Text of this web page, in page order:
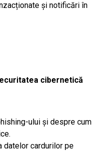
și notificări în
cibernetică
ului și despre cum
datelor cardurilor pe